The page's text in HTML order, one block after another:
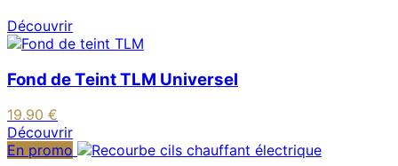
Découvrir
Fond de Teint TLM Universel
19.90 €
Découvrir
En promo